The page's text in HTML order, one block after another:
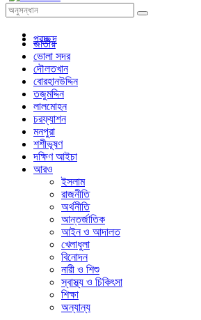
প্রচ্ছদ
জাতীয়
ভোলা সদর
দৌলতখান
বোরহানউদ্দিন
তজুমদ্দিন
লালমোহন
চরফ্যাশন
মনপুরা
শশীভূষণ
দক্ষিণ আইচা
আরও
ইসলাম
রাজনীতি
অর্থনীতি
আন্তর্জাতিক
আইন ও আদালত
খেলাধুলা
বিনোদন
নারী ও শিশু
স্বাস্থ্য ও চিকিৎসা
শিক্ষা
অন্যান্য